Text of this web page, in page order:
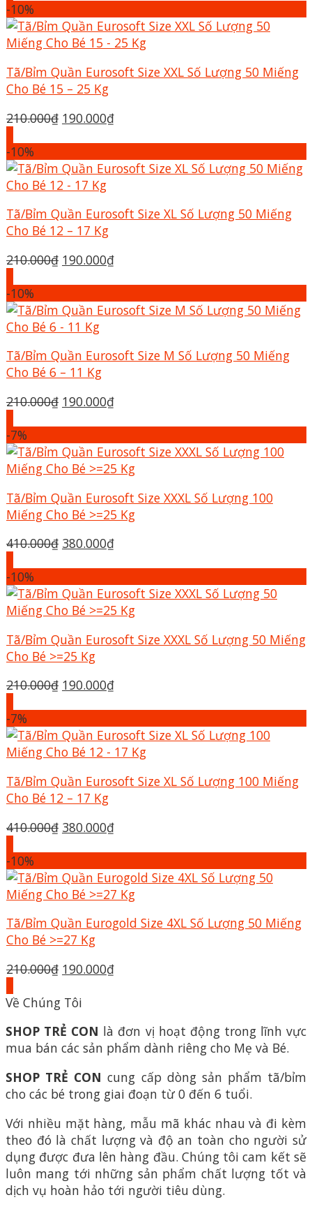
210.000₫.là:
190.000₫.
-10%
Tã/Bỉm Quần Eurosoft Size XXL Số Lượng 50 Miếng
Cho Bé 15 – 25 Kg
210.000₫ Giá
210.000₫.
190.000₫Giá
là:
-10%
Tã/Bỉm Quần Eurosoft Size XL Số Lượng 50 Miếng
Cho Bé 12 – 17 Kg
210.000₫ Giá
210.000₫.
190.000₫Giá
là:
-10%
Tã/Bỉm Quần Eurosoft Size M Số Lượng 50 Miếng
Cho Bé 6 – 11 Kg
210.000₫ Giá
210.000₫.
190.000₫Giá
là:
190.000₫.
-7%
Tã/Bỉm Quần Eurosoft Size XXXL Số Lượng 100
Miếng Cho Bé >=25 Kg
410.000₫ Giá
410.000₫.
380.000₫Giá
là:
380.000₫.
-10%
Tã/Bỉm Quần Eurosoft Size XXXL Số Lượng 50 Miếng
Cho Bé >=25 Kg
210.000₫ Giá
210.000₫.
190.000₫Giá
là:
190.000₫.
-7%
Tã/Bỉm Quần Eurosoft Size XL Số Lượng 100 Miếng
Cho Bé 12 – 17 Kg
410.000₫ Giá
410.000₫.
380.000₫Giá
là:
380.000₫.
-10%
Tã/Bỉm Quần Eurogold Size 4XL Số Lượng 50 Miếng
Cho Bé >=27 Kg
210.000₫ Giá
là:
190.000₫Giá
190.000₫.
Về Chúng Tôi
SHOP TRẺ CON là đơn vị hoạt động trong lĩnh vực
mua bán các sản phẩm dành riêng cho Mẹ và Bé.
SHOP TRẺ CON cung cấp dòng sản phẩm tã/bỉm
cho các bé trong giai đoạn từ 0 đến 6 tuổi.
Với nhiều mặt hàng, mẫu mã khác nhau và đi kèm
theo đó là chất lượng và độ an toàn cho người sử
dụng được đưa lên hàng đầu. Chúng tôi cam kết sẽ
luôn mang tới những sản phẩm chất lượng tốt và
dịch vụ hoàn hảo tới người tiêu dùng.